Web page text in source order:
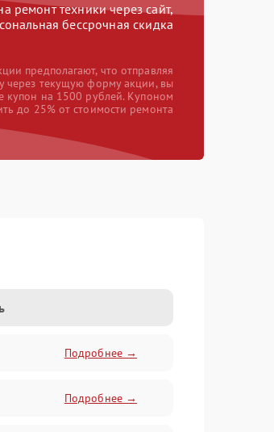
ремонт техники через сайт,
бессрочная скидка
предполагают, что отправляя
через текущую форму акции, вы
купон на 1500 рублей. Купоном
до 25% от стоимости ремонта
Подробнее →
Подробнее →